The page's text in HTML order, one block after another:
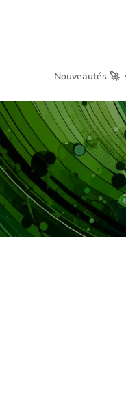
Nouveautés 🚀